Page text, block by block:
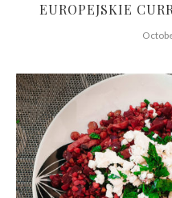
EUROPEJSKIE